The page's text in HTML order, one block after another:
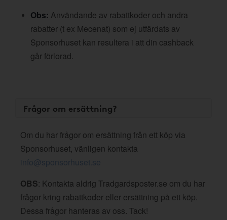
Obs: Användande av rabattkoder och andra
rabatter (t ex Mecenat) som ej utfärdats av
Sponsorhuset kan resultera i att din cashback
går förlorad.
Frågor om ersättning?
Om du har frågor om ersättning från ett köp via
Sponsorhuset, vänligen kontakta
info@sponsorhuset.se
OBS: Kontakta aldrig Tradgardsposter.se om du har
frågor kring rabattkoder eller ersättning på ett köp.
Dessa frågor hanteras av oss. Tack!